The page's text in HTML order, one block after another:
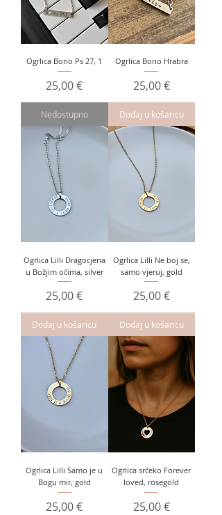
Ogrlica Bono Ps 27, 1
Cijena
25,00 €
Nedostupno
Ogrlica Bono Hrabra
Cijena
25,00 €
Dodaj u košaricu
Ogrlica Lilli Dragocjena
u Božjim očima, silver
Cijena
25,00 €
Dodaj u košaricu
Ogrlica Lilli Ne boj se,
samo vjeruj, gold
Cijena
25,00 €
Dodaj u košaricu
Ogrlica Lilli Samo je u
Bogu mir, gold
Cijena
25,00 €
Ogrlica srčeko Forever
loved, rosegold
Cijena
25,00 €